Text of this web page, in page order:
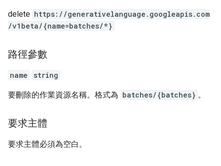
delete https: / /generativelanguage.googleapis.com
/v1beta/{name=batches/*}
路徑參數
name string
要刪除的作業資源名稱。格式為 batches/{batches} 。
要求主體
要求主體必須為空白。